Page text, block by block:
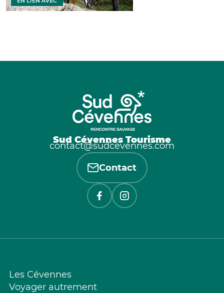
Sud Cévennes Tourisme
contact@sudcevennes.com
Contact
Les Cévennes
Voyager autrement